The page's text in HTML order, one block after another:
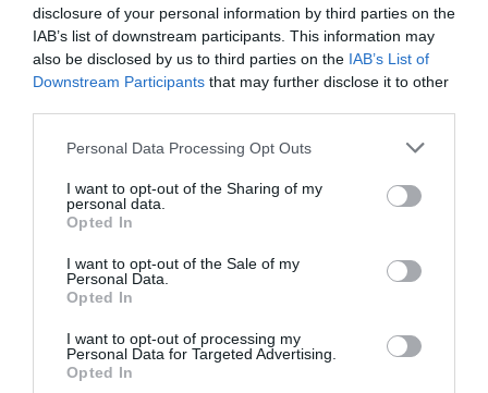
disclosure of your personal information by third parties on the
IAB’s list of downstream participants. This information may
also be disclosed by us to third parties on the IAB’s List of
Downstream Participants that may further disclose it to other
Please note that this website/app uses one or more Google
not limited to your visit or usage behaviour. You may click to
grant or deny consent to Google and its third-party tags to
use your data for below specified purposes in below Google
consent section.
Personal Data Processing Opt Outs
I want to opt-out of the Sharing of my
personal data.
Opted In
I want to opt-out of the Sale of my
Personal Data.
Opted In
I want to opt-out of processing my
Personal Data for Targeted Advertising.
Opted In
ROTEIRO
Mariano regressa ao Marginal e Summer Jam anima o
Jam este Sábado
“Muda o corpo de todas as mulheres”
PRODUTOS E MARCAS
Conheça a programação de fim-de-semana dos hotéis
da colecção Savoy Signature